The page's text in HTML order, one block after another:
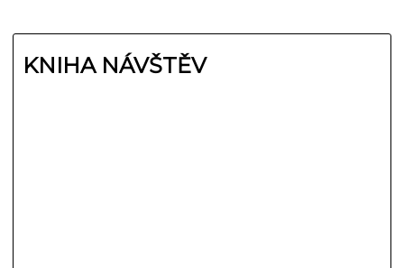
KNIHA NÁVŠTĚV